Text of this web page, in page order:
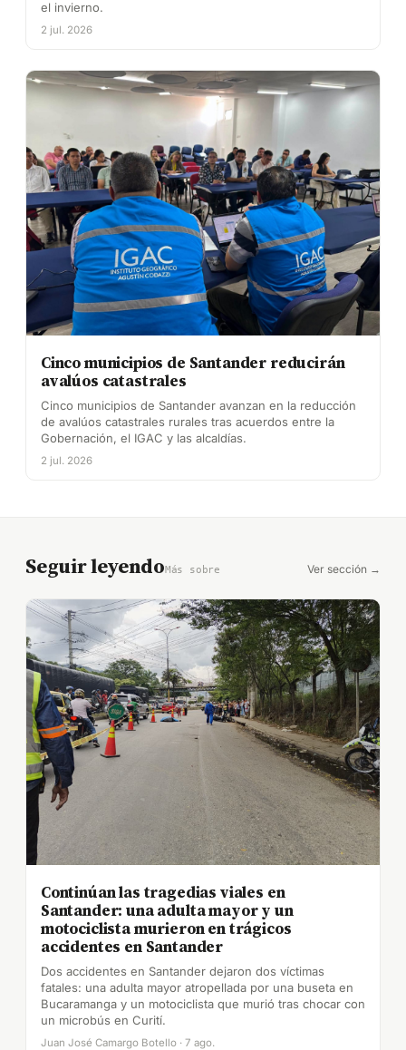
el invierno.
2 jul. 2026
Cinco municipios de Santander reducirán
avalúos catastrales
Cinco municipios de Santander avanzan en la reducción
de avalúos catastrales rurales tras acuerdos entre la
Gobernación, el IGAC y las alcaldías.
2 jul. 2026
Seguir leyendoMás sobre Ver sección →
Continúan las tragedias viales en
Santander: una adulta mayor y un
motociclista murieron en trágicos
accidentes en Santander
Dos accidentes en Santander dejaron dos víctimas
fatales: una adulta mayor atropellada por una buseta en
Bucaramanga y un motociclista que murió tras chocar con
un microbús en Curití.
Juan José Camargo Botello · 7 ago.